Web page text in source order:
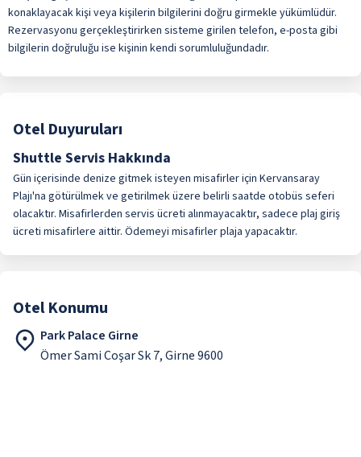
konaklayacak kişi veya kişilerin bilgilerini doğru girmekle yükümlüdür.
Rezervasyonu gerçekleştirirken sisteme girilen telefon, e-posta gibi
bilgilerin doğruluğu ise kişinin kendi sorumluluğundadır.
Otel Duyuruları
Shuttle Servis Hakkında
Gün içerisinde denize gitmek isteyen misafirler için Kervansaray
Plajı'na götürülmek ve getirilmek üzere belirli saatde otobüs seferi
olacaktır. Misafirlerden servis ücreti alınmayacaktır, sadece plaj giriş
ücreti misafirlere aittir. Ödemeyi misafirler plaja yapacaktır.
Otel Konumu
Park Palace Girne
Ömer Sami Coşar Sk 7, Girne 9600